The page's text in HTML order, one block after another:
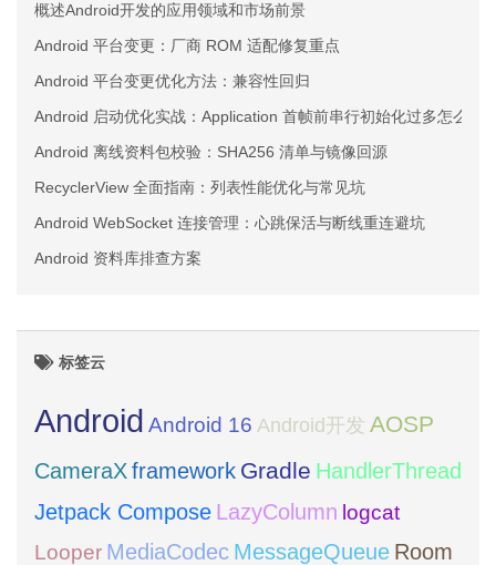
概述Android开发的应用领域和市场前景
Android 平台变更：厂商 ROM 适配修复重点
Android 平台变更优化方法：兼容性回归
Android 启动优化实战：Application 首帧前串行初始化过多怎么拆
Android 离线资料包校验：SHA256 清单与镜像回源
RecyclerView 全面指南：列表性能优化与常见坑
Android WebSocket 连接管理：心跳保活与断线重连避坑
Android 资料库排查方案
标签云
Android Android 16 Android开发 AOSP
CameraXframework Gradle HandlerThread
Jetpack Compose LazyColumn logcat
Looper MediaCodec MessageQueue Room